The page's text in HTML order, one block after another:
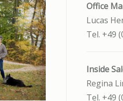
Office
Lucas
Tel. +49
Inside
Regina
Tel. +49